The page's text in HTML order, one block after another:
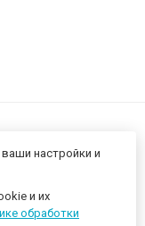
магазин ©
настройки и
и их
обработки